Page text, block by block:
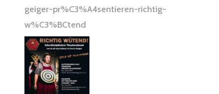
geiger-pr%C3%A4sentieren-richtig-
w%C3%BCtend